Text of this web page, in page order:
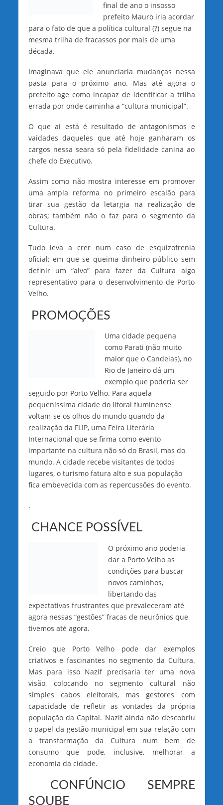
final de ano o insosso
prefeito Mauro iria acordar
para o fato de que a política cultural (?) segue na
mesma trilha de fracassos por mais de uma
década.
Imaginava que ele anunciaria mudanças nessa
pasta para o próximo ano. Mas até agora o
prefeito age como incapaz de identificar a trilha
errada por onde caminha a “cultura municipal”.
O que ai está é resultado de antagonismos e
vaidades daqueles que até hoje ganharam os
cargos nessa seara só pela fidelidade canina ao
chefe do Executivo.
Assim como não mostra interesse em promover
uma ampla reforma no primeiro escalão para
tirar sua gestão da letargia na realização de
obras; também não o faz para o segmento da
Cultura.
Tudo leva a crer num caso de esquizofrenia
oficial; em que se queima dinheiro público sem
definir um “alvo” para fazer da Cultura algo
representativo para o desenvolvimento de Porto
Velho.
PROMOÇÕES
Uma cidade pequena
como Parati (não muito
maior que o Candeias), no
Rio de Janeiro dá um
exemplo que poderia ser
seguido por Porto Velho. Para aquela
pequeníssima cidade do litoral fluminense
voltam-se os olhos do mundo quando da
realização da FLIP, uma Feira Literária
Internacional que se firma como evento
importante na cultura não só do Brasil, mas do
mundo. A cidade recebe visitantes de todos
lugares, o turismo fatura alto e sua população
fica embevecida com as repercussões do evento.
.
CHANCE POSSÍVEL
O próximo ano poderia
dar a Porto Velho as
condições para buscar
novos caminhos,
libertando das
expectativas frustrantes que prevaleceram até
agora nessas “gestões” fracas de neurônios que
tivemos até agora.
Creio que Porto Velho pode dar exemplos
criativos e fascinantes no segmento da Cultura.
Mas para isso Nazif precisaria ter uma nova
visão, colocando no segmento cultural não
simples cabos eleitorais, mas gestores com
capacidade de refletir as vontades da própria
população da Capital. Nazif ainda não descobriu
o papel da gestão municipal em sua relação com
a transformação da Cultura num bem de
consumo que pode, inclusive, melhorar a
economia da cidade.
CONFÚNCIO SEMPRE
SOUBE